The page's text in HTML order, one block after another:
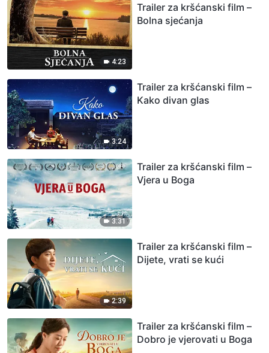
4:23
Trailer za kršćanski film –
Bolna sjećanja
3:24
Trailer za kršćanski film –
Kako divan glas
3:31
Trailer za kršćanski film –
Vjera u Boga
2:39
Trailer za kršćanski film –
Dijete, vrati se kući
Trailer za kršćanski film –
Dobro je vjerovati u Boga